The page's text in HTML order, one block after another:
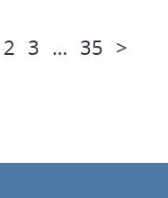
2 3 … 35 >